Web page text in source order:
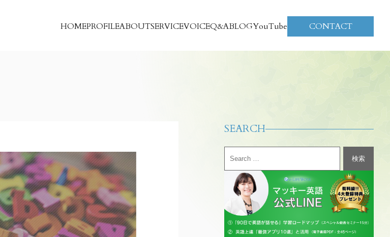
HOMEPROFILEABOUTSERVICEVOICEQ&ABLOGYouTube CONTACT
SEARCH